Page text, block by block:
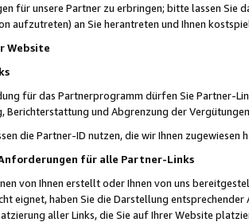
für unsere Partner zu erbringen; bitte lassen Sie
aufzutreten) an Sie herantreten und Ihnen
Website
für das Partnerprogramm dürfen Sie Partner-
Berichterstattung und Abgrenzung der
die Partner-ID nutzen, die wir Ihnen zugewiesen
für alle Partner-Links
von Ihnen erstellt oder Ihnen von uns
eignet, haben Sie die Darstellung
aller Links, die Sie auf Ihrer Website